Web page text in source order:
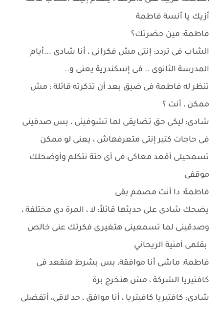
أزيك يا أنسة فاطمة
فاطمة: مين حضرتك؟
الشاب فى تردد: إنتى مش فكرانى ، أنا شادى ...أيام
المدرسة الثانوى .. فى إسكندرية يعنى و..
تنظر له فاطمة فى ضيق بعد أن تذكرته قائلة : مش
ممكن ، أنت ؟
شادى: ليكى حق تضايقى لما تشوفينى ، بس صدقينى
فى حاجات كتير إنتى متعرفهاش ، يعنى لو ممكن
تسمحيلى أقعد معاكى فى أى حتة نتكلم وأوضحلك
موقفى
فاطمة: دا أنت مصمم بقى
يضحك شادى على حديثها قائلاً: لا ، المرة دى مختلفة ،
وصدقينى لما تسمعينى هتغيرى فكرتك عنى خالص
بقلمى أمنية الريحاني
فاطمة: ماشى أنا موافقة، بس بشرط هنقعد فى
كافتيريا الشركة ، مش هنخرج برة
شادى: كافتيريا كافيتريا ، أنا موافق ، حد لاقى، أتفضلى